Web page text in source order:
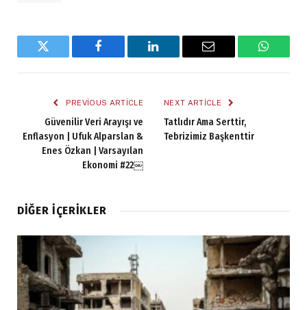
Twitter Facebook LinkedIn Email
PREVIOUS ARTICLE
Güvenilir Veri Arayışı ve
Enflasyon | Ufuk Alparslan &
Enes Özkan | Varsayılan
Ekonomi #22￼
NEXT ARTICLE
Tatlıdır Ama Serttir,
Tebrizimiz Başkenttir
DIĞER İÇERIKLER